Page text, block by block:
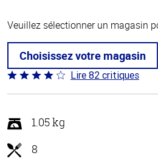
Veuillez sélectionner un magasin
Choisissez votre magasin
Coté
4.1 sur
Lire 82 critiques
1.05 kg
8